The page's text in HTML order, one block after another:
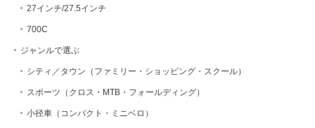
27インチ/27.5インチ
700C
ジャンルで選ぶ
シティ／タウン（ファミリー・ショッピング・スクール）
スポーツ（クロス・MTB・フォールディング）
小径車（コンパクト・ミニベロ）